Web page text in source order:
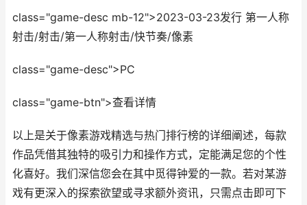
class="game-desc mb-12">2023-03-23发行 第一人称
射击/射击/第一人称射击/快节奏/像素
class="game-desc">PC
class="game-btn">查看详情
以上是关于像素游戏精选与热门排行榜的详细阐述，每款
作品凭借其独特的吸引力和操作方式，定能满足您的个性
化喜好。我们深信您会在其中觅得钟爱的一款。若对某游
戏有更深入的探索欲望或寻求额外资讯，只需点击即可下